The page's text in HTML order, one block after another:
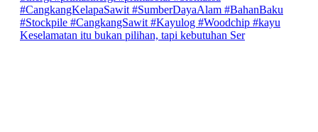
Keselamatan itu bukan pilihan, tapi kebutuhan Ser